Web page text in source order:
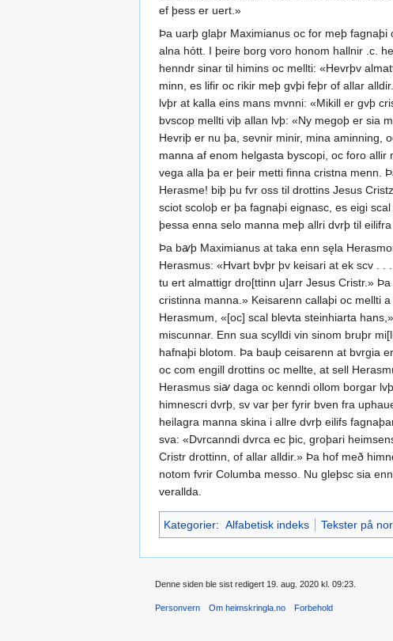
ef þess er uert.»
Þa uarþ glaþr Maximianus oc for meþ
alna hótt. I þeire borg voro honom hallnir .c.
henndr sinar til himins oc mellti: «Hevrþv
minn, es lifir oc rikir meþ gvþi feþr of allar
lvþr at kalla eins mans mvnni: «Mikill er gvþ
bvscop mellti viþ allan lvþ: «Ny megoþ er sia
Hevriþ er nu þa, sevnir minir, mina aminning,
manna af enom helgasta byscopi, oc foro
vega alla þa er þeir metti finna cristna menn.
Herasme! biþ þu fvr oss til drottins Jesus
sciot scoloþ er þa fagnaþi eignasc, es eigi
þessa enna selo manna meþ allri dvrþ til
Þa bꜹþ Maximianus at taka enn sęla
Herasmus: «Hvart bvþr þv keisari at ek scv .
tu ert almattigr dro[ttinn u]arr Jesus Cristr.»
cristinna manna.» Keisarenn callaþi oc mellti
Herasmum, «[oc] scal blevta steinhiarta
miscunnar. Enn sua scylldi vin sinom bruþr
hafnaþi blotom. Þa bauþ ceisarenn at bvrgia
oc com engill drottins oc mellte, at sell
Herasmus siꜹ daga oc kenndi ollom borgar
himnescri dvrþ, sv var þer fyrir bven fra
heilagra manna skina i allre dvrþ eilifs
sva: «Dvrcanndi dvrca ec þic, groþari
Cristr drottinn, of allar alldir.» Þa hof með
notom fvrir Columba messo. Nu gleþsc sia
verallda.
Kategorier: Alfabetisk indeks Tekster på
Denne siden ble sist redigert 19. aug. 2020 kl. 09:23.
Personvern Om heimskringla.no Forbehold